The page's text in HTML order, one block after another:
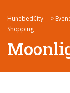
HunebedCity >
Shopping